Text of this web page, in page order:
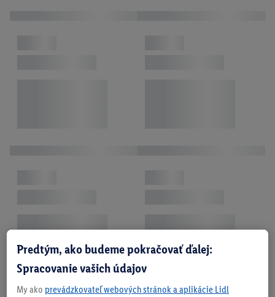
Predtým, ako budeme pokračovať ďalej:
Spracovanie vašich údajov
My ako prevádzkovateľ webových stránok a aplikácie Lidl